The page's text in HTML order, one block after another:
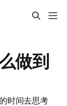
做到
时间去思考